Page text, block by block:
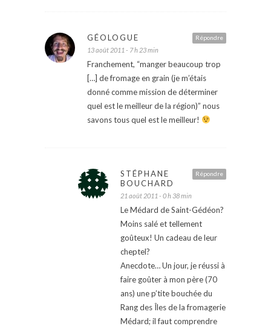
Répondre
GÉOLOGUE
13 août 2011 - 7 h 23 min
Franchement, “manger beaucoup trop
[…] de fromage en grain (je m’étais
donné comme mission de déterminer
quel est le meilleur de la région)” nous
savons tous quel est le meilleur!
Répondre
STÉPHANE
BOUCHARD
21 août 2011 - 0 h 38 min
Le Médard de Saint-Gédéon?
Moins salé et tellement
goûteux! Un cadeau de leur
cheptel?
Anecdote… Un jour, je réussi à
faire goûter à mon père (70
ans) une p’tite bouchée du
Rang des Îles de la fromagerie
Médard; il faut comprendre